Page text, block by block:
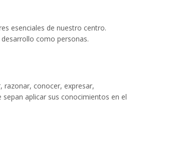
esenciales de nuestro centro.
como personas.
razonar, conocer, expresar,
aplicar sus conocimientos en el